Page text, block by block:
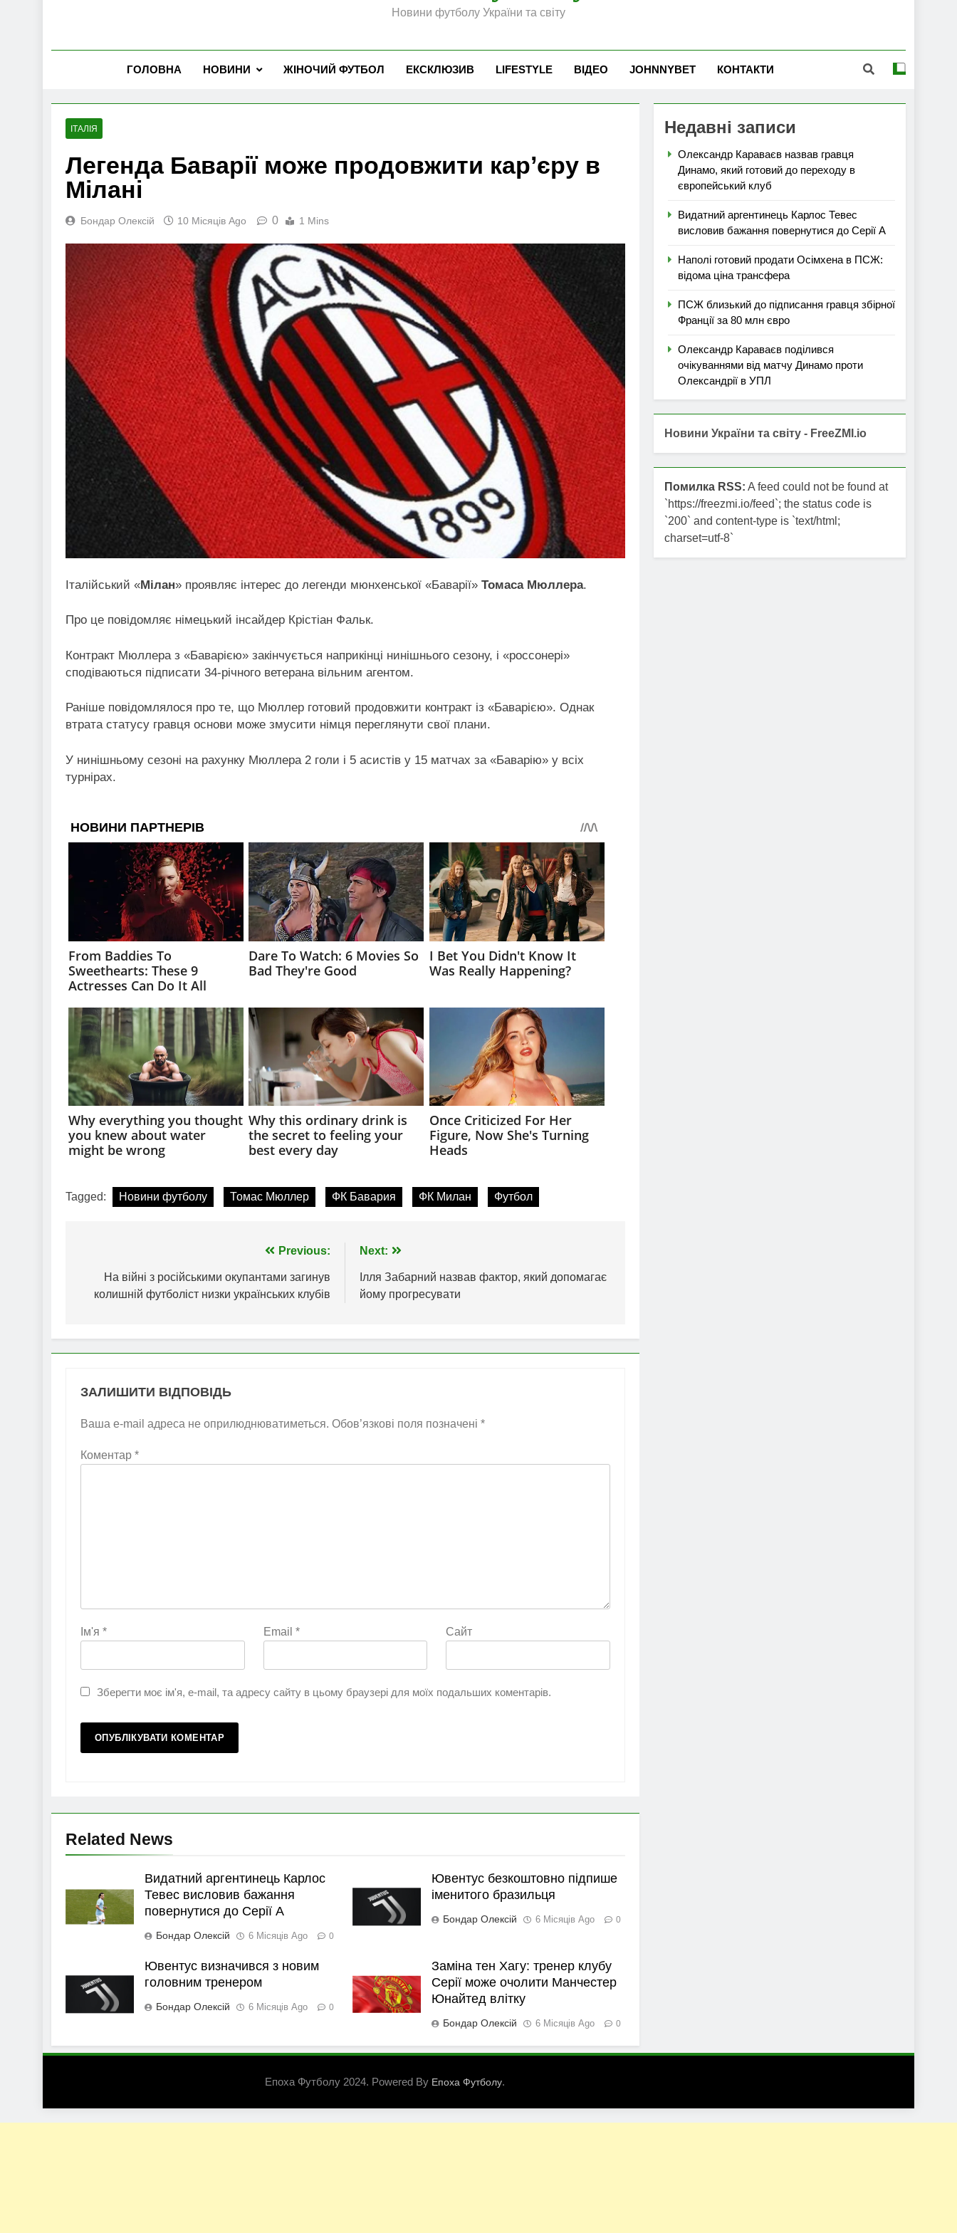
Новини футболу України та світу
ГОЛОВНА НОВИНИ ЖІНОЧИЙ ФУТБОЛ ЕКСКЛЮЗИВ LIFESTYLE ВІДЕО JOHNNYBET КОНТАКТИ
ІТАЛІЯ
Легенда Баварії може продовжити карʼєру в
Мілані
Бондар Олексій 10 Місяців Ago 0 1 Mins
Італійський «Мілан» проявляє інтерес до легенди мюнхенської «Баварії» Томаса Мюллера.
Про це повідомляє німецький інсайдер Крістіан Фальк.
Контракт Мюллера з «Баварією» закінчується наприкінці нинішнього сезону, і «россонері»
сподіваються підписати 34-річного ветерана вільним агентом.
Раніше повідомлялося про те, що Мюллер готовий продовжити контракт із «Баварією». Однак
втрата статусу гравця основи може змусити німця переглянути свої плани.
У нинішньому сезоні на рахунку Мюллера 2 голи і 5 асистів у 15 матчах за «Баварію» у всіх
турнірах.
Tagged: Новини футболу Томас Мюллер ФК Бавария ФК Милан Футбол
записів
Previous:
На війні з російськими окупантами загинув
колишній футболіст низки українських клубів
Next:
Ілля Забарний назвав фактор, який допомагає
йому прогресувати
ЗАЛИШИТИ ВІДПОВІДЬ
Ваша e-mail адреса не оприлюднюватиметься. Обов’язкові поля позначені *
Коментар *
Ім'я * Email * Сайт
Зберегти моє ім'я, e-mail, та адресу сайту в цьому браузері для моїх подальших коментарів.
Related News
Видатний аргентинець Карлос
Тевес висловив бажання
повернутися до Серії А
Бондар Олексій 6 Місяців Ago 0
Ювентус безкоштовно підпише
іменитого бразильця
Бондар Олексій 6 Місяців Ago 0
Ювентус визначився з новим
головним тренером
Бондар Олексій 6 Місяців Ago 0
Заміна тен Хагу: тренер клубу
Серії може очолити Манчестер
Юнайтед влітку
Бондар Олексій 6 Місяців Ago 0
Недавні записи
Олександр Караваєв назвав гравця
Динамо, який готовий до переходу в
європейський клуб
Видатний аргентинець Карлос Тевес
висловив бажання повернутися до Серії А
Наполі готовий продати Осімхена в ПСЖ:
відома ціна трансфера
ПСЖ близький до підписання гравця збірної
Франції за 80 млн євро
Олександр Караваєв поділився
очікуваннями від матчу Динамо проти
Олександрії в УПЛ
Новини України та світу - FreeZMI.io
Помилка RSS: A feed could not be found at
`https://freezmi.io/feed`; the status code is
`200` and content-type is `text/html;
charset=utf-8`
Епоха Футболу 2024. Powered By Епоха Футболу.